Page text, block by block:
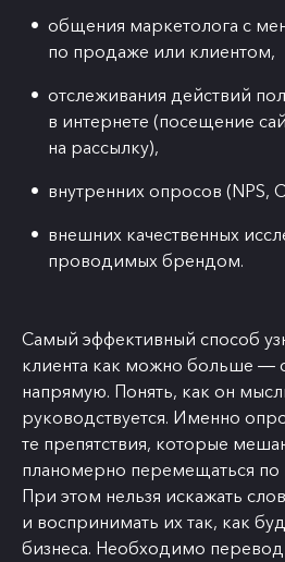
общения маркетолога с
по продаже или клиентом,
отслеживания действий
в интернете (посещение
на рассылку),
внутренних опросов (NPS,
внешних качественных
проводимых брендом.
Самый эффективный способ
клиента как можно больше ―
напрямую. Понять, как он
руководствуется. Именно
те препятствия, которые
планомерно перемещаться
При этом нельзя искажать
и воспринимать их так, как
бизнеса. Необходимо